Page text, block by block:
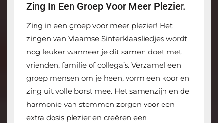
Zing In Een Groep Voor Meer Plezier.
Zing in een groep voor meer plezier! Het
zingen van Vlaamse Sinterklaasliedjes wordt
nog leuker wanneer je dit samen doet met
vrienden, familie of collega’s. Verzamel een
groep mensen om je heen, vorm een koor en
zing uit volle borst mee. Het samenzijn en de
harmonie van stemmen zorgen voor een
extra dosis plezier en creëren een